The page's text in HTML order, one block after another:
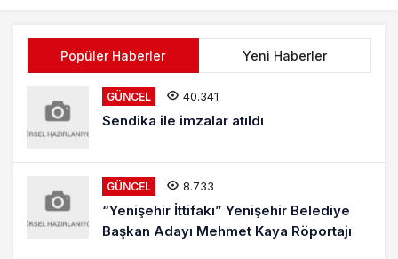
Popüler Haberler Yeni Haberler
GÜNCEL 40.341
Sendika ile imzalar atıldı
GÜNCEL 8.733
“Yenişehir İttifakı” Yenişehir Belediye
Başkan Adayı Mehmet Kaya Röportajı